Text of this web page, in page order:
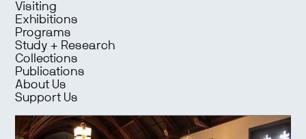
Visiting
Exhibitions
Programs
Study + Research
Collections
Publications
About Us
Support Us